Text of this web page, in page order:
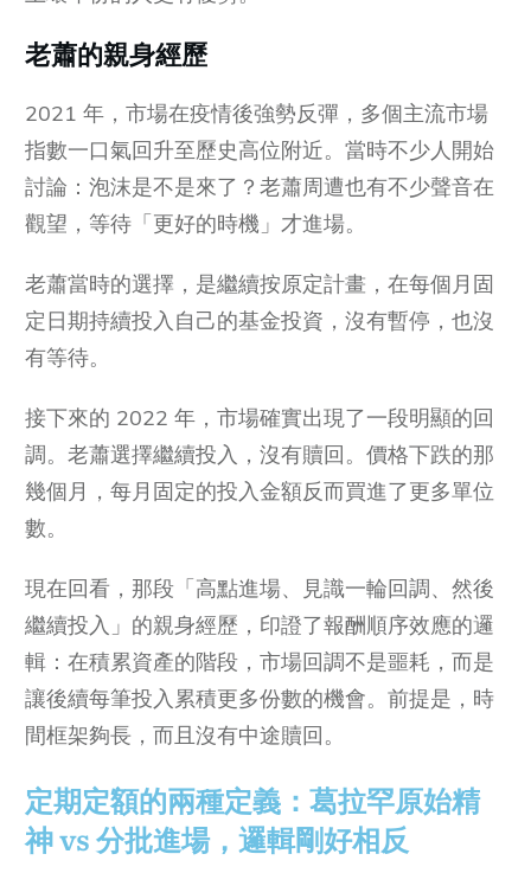
老蕭的親身經歷
2021 年，市場在疫情後強勢反彈，多個主流市場
指數一口氣回升至歷史高位附近。當時不少人開始
討論：泡沫是不是來了？老蕭周遭也有不少聲音在
觀望，等待「更好的時機」才進場。
老蕭當時的選擇，是繼續按原定計畫，在每個月固
定日期持續投入自己的基金投資，沒有暫停，也沒
有等待。
接下來的 2022 年，市場確實出現了一段明顯的回
調。老蕭選擇繼續投入，沒有贖回。價格下跌的那
幾個月，每月固定的投入金額反而買進了更多單位
數。
現在回看，那段「高點進場、見識一輪回調、然後
繼續投入」的親身經歷，印證了報酬順序效應的邏
輯：在積累資產的階段，市場回調不是噩耗，而是
讓後續每筆投入累積更多份數的機會。前提是，時
間框架夠長，而且沒有中途贖回。
定期定額的兩種定義：葛拉罕原始精
神vs 分批進場，邏輯剛好相反